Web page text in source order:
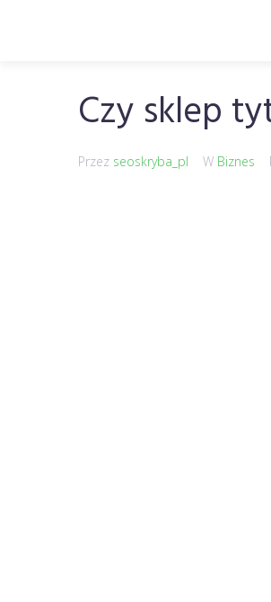
Czy sklep
Przez seoskryba_pl W Biznes